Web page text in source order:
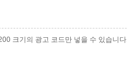
크기의 광고 코드만 넣을 수 있습니다.